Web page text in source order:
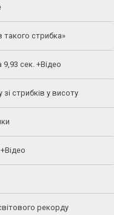
такого стрибка»
9,93 сек. +Відео
стрибків у висоту
рекорду